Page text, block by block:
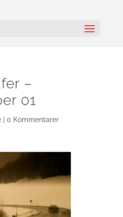
–
01
| 0 Kommentarer